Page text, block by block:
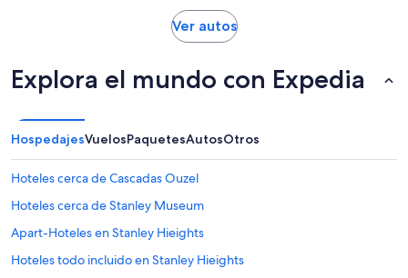
Ver autos
Explora el mundo con Expedia
HospedajesVuelosPaquetesAutosOtros
Hoteles cerca de Cascadas Ouzel
Hoteles cerca de Stanley Museum
Apart-Hoteles en Stanley Hieights
Hoteles todo incluido en Stanley Hieights